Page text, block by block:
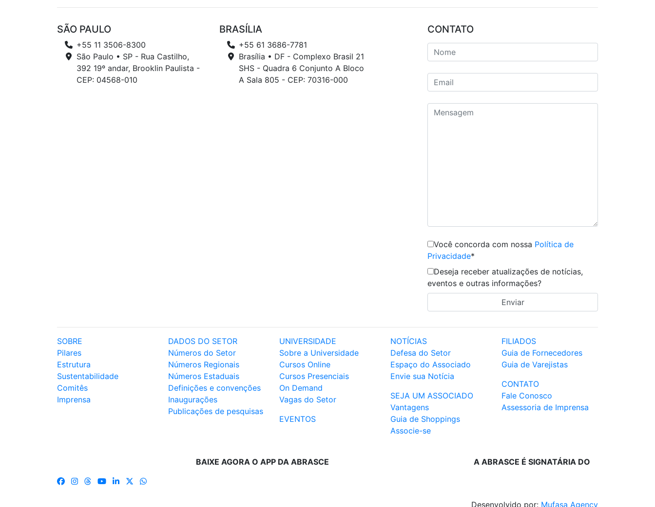
SÃO PAULO
+55 11 3506-8300
São Paulo • SP - Rua Castilho,
392 19º andar, Brooklin Paulista -
CEP: 04568-010
BRASÍLIA
+55 61 3686-7781
Brasília • DF - Complexo Brasil 21
SHS - Quadra 6 Conjunto A Bloco
A Sala 805 - CEP: 70316-000
CONTATO
Você concorda com nossa Política de
Privacidade*
Deseja receber atualizações de notícias,
eventos e outras informações?
SOBRE
Pilares
Estrutura
Sustentabilidade
Comitês
Imprensa
DADOS DO SETOR
Números do Setor
Números Regionais
Números Estaduais
Definições e convenções
Inaugurações
Publicações de pesquisas
UNIVERSIDADE
Sobre a Universidade
Cursos Online
Cursos Presenciais
On Demand
Vagas do Setor
EVENTOS
NOTÍCIAS
Defesa do Setor
Espaço do Associado
Envie sua Notícia
SEJA UM ASSOCIADO
Vantagens
Guia de Shoppings
Associe-se
FILIADOS
Guia de Fornecedores
Guia de Varejistas
CONTATO
Fale Conosco
Assessoria de Imprensa
BAIXE AGORA O APP DA ABRASCE A ABRASCE É SIGNATÁRIA DO
Desenvolvido por: Mufasa Agency